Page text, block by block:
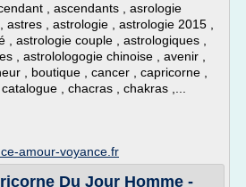
, ascendants , asrologie
, astrologie , astrologie 2015 ,
, astrologie couple , astrologiques ,
, astrolologogie chinoise , avenir ,
, boutique , cancer , capricorne ,
, chacras , chakras ,...
amour-voyance.fr
Du Jour Homme -